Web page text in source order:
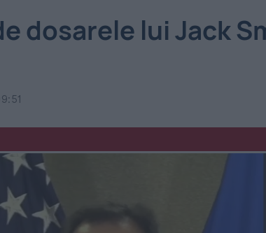
dosarele lui Jack